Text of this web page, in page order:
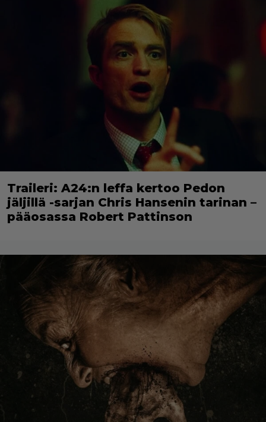
Traileri: A24:n leffa kertoo Pedon
jäljillä -sarjan Chris Hansenin tarinan –
pääosassa Robert Pattinson